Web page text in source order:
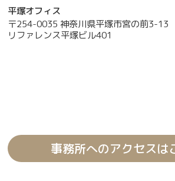
事務所へのアクセスは
平塚オフィス
〒254-0035 神奈川県平塚市宮の前3-13
リファレンス平塚ビル401